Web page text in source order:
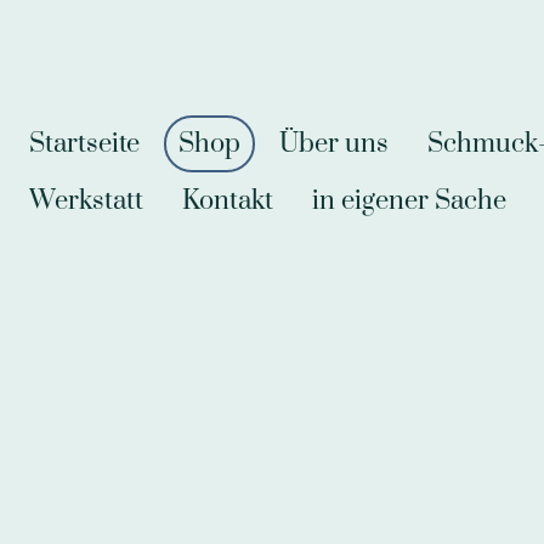
Startseite Shop Über uns
Werkstatt
Kontakt in eigener Sache